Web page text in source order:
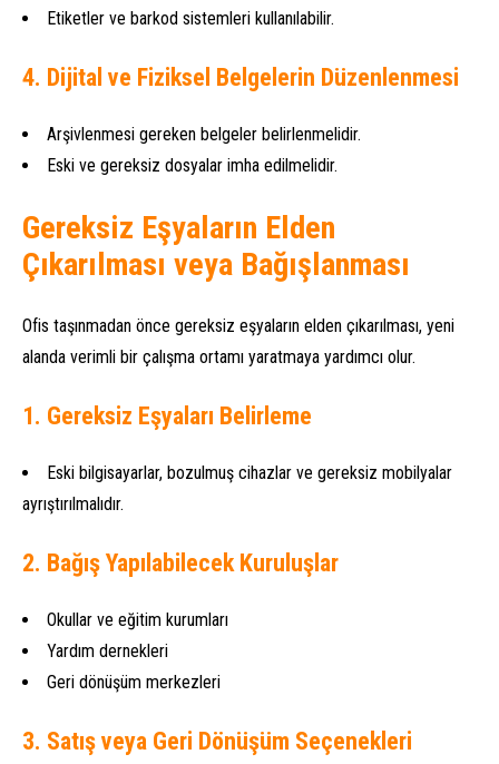
Etiketler ve barkod sistemleri kullanılabilir.
4. Dijital ve Fiziksel Belgelerin Düzenlenmesi
Arşivlenmesi gereken belgeler belirlenmelidir.
Eski ve gereksiz dosyalar imha edilmelidir.
Gereksiz Eşyaların Elden
Çıkarılması veya Bağışlanması
Ofis taşınmadan önce gereksiz eşyaların elden çıkarılması, yeni
alanda verimli bir çalışma ortamı yaratmaya yardımcı olur.
1. Gereksiz Eşyaları Belirleme
Eski bilgisayarlar, bozulmuş cihazlar ve gereksiz mobilyalar
ayrıştırılmalıdır.
2. Bağış Yapılabilecek Kuruluşlar
Okullar ve eğitim kurumları
Yardım dernekleri
Geri dönüşüm merkezleri
3. Satış veya Geri Dönüşüm Seçenekleri